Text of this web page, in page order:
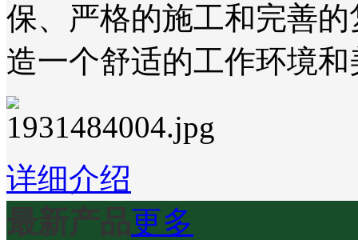
保、严格的施工和完善
造一个舒适的工作环境
详细介绍
最新产品更多